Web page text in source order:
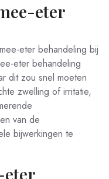
eter
eter behandeling bij
eter behandeling
dit zou snel moeten
zwelling of irritatie,
van de
bijwerkingen te
eter